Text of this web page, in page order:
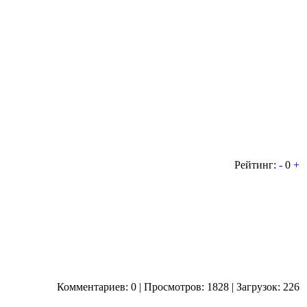
Рейтинг: - 0 +
Комментариев: 0 | Просмотров: 1828 | Загрузок: 226